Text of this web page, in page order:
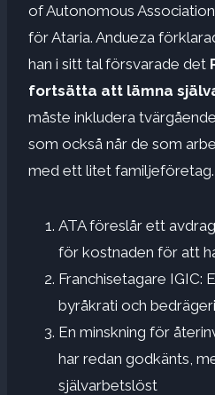
of Autonomous
för Ataria. Andueza
han i sitt tal försvarade det
fortsätta att lämna
måste inkludera
som också når de som
med ett litet familjeföretag.
ATA föreslår ett
för kostnaden för att
Franchisetagare IGIC:
byråkrati och bedrägeri
En minskning för
har redan godkänts,
självarbetslöst